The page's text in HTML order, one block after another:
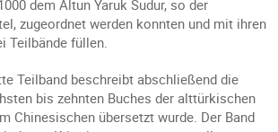
dem Altun Yaruk Sudur, so der
zugeordnet werden konnten und mit ihren
Teilbände füllen.
Teilband beschreibt abschließend die
bis zehnten Buches der alttürkischen
Chinesischen übersetzt wurde. Der Band